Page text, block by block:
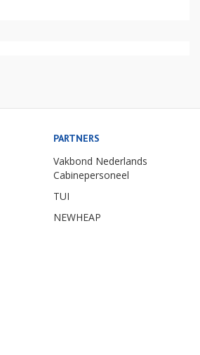
PARTNERS
Vakbond Nederlands
Cabinepersoneel
TUI
NEWHEAP